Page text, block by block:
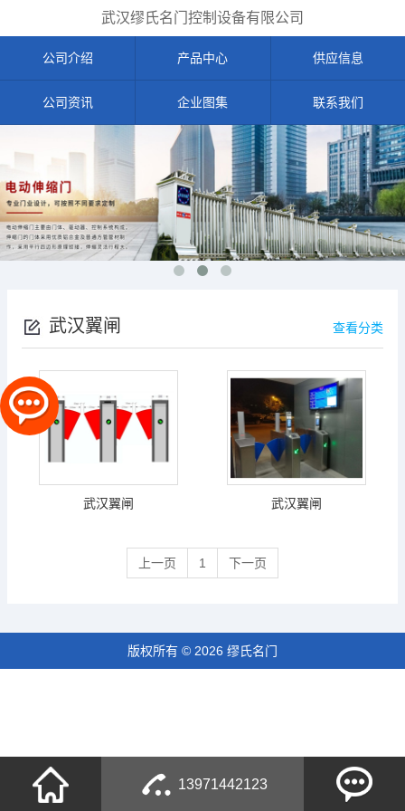
武汉缪氏名门控制设备有限公司
公司介绍 产品中心 供应信息
公司资讯 企业图集 联系我们
武汉翼闸 查看分类
武汉翼闸 武汉翼闸
上一页 1 下一页
版权所有 © 2026 缪氏名门
13971442123